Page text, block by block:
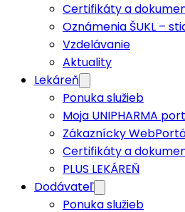
Certifikáty a
Oznámenia ŠUKL –
Vzdelávanie
Aktuality
Lekáreň
Ponuka služieb
Moja UNIPHARMA
Zákaznícky
Certifikáty a
PLUS LEKÁREŇ
Dodávateľ
Ponuka služieb